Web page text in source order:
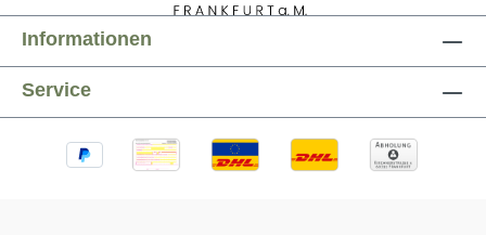
Informationen
Service